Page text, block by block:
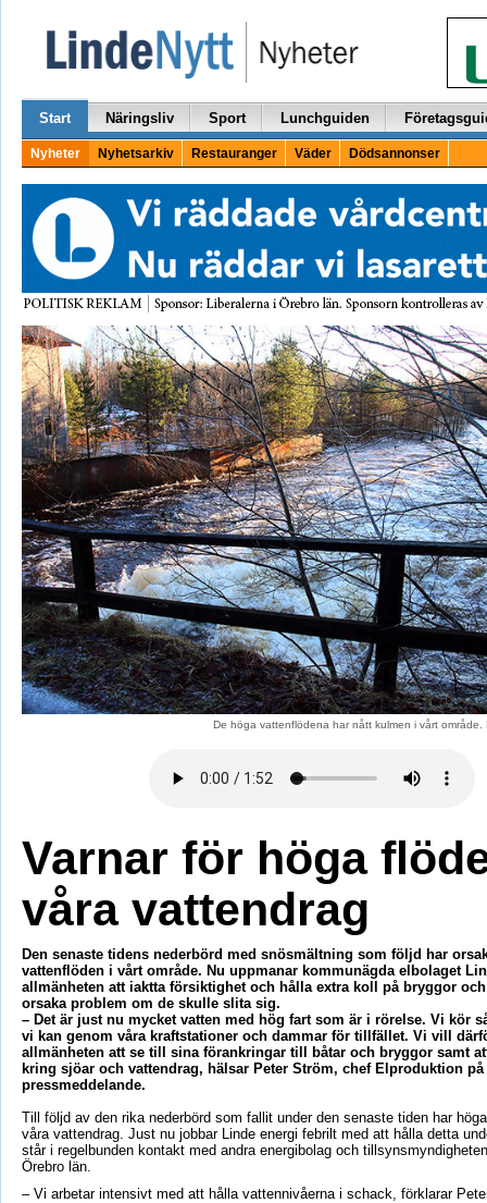
Start Näringsliv Sport Lunchguiden
Nyheter Nyhetsarkiv Restauranger Väder Dödsannonser
De höga vattenflödena har nått kulmen i vårt område.
Varnar för höga
våra vattendrag
Den senaste tidens nederbörd med snösmältning som följd har
vattenflöden i vårt område. Nu uppmanar kommunägda elbolaget
allmänheten att iaktta försiktighet och hålla extra koll på bryggor
orsaka problem om de skulle slita sig.
– Det är just nu mycket vatten med hög fart som är i rörelse. Vi kör
vi kan genom våra kraftstationer och dammar för tillfället. Vi vill
allmänheten att se till sina förankringar till båtar och bryggor samt
kring sjöar och vattendrag, hälsar Peter Ström, chef Elproduktion
pressmeddelande.
Till följd av den rika nederbörd som fallit under den senaste tiden har
våra vattendrag. Just nu jobbar Linde energi febrilt med att hålla detta
står i regelbunden kontakt med andra energibolag och
Örebro län.
– Vi arbetar intensivt med att hålla vattennivåerna i schack, förklarar